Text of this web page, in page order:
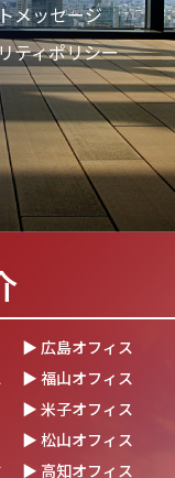
ての日本企業を世
登録支援機関とし
幹部研修に行って参
年 新年のご挨拶
の感謝を込めて、大
のご挨拶～
始休業のお知らせ
て表彰
高め、経営を伸ばす
盛フィロソフィー世
メッセージ
ティポリシー
▶ 広島オフィス
▶ 福山オフィス
▶ 米子オフィス
▶ 松山オフィス
▶ 高知オフィス